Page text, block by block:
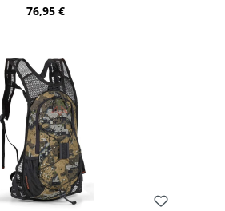
Regulärer Preis:
76,95 €